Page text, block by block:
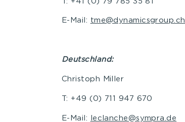
E-Mail: tme@dynamicsgroup.ch
Deutschland:
Christoph Miller
T: +49 (0) 711 947 670
E-Mail: leclanche@sympra.de